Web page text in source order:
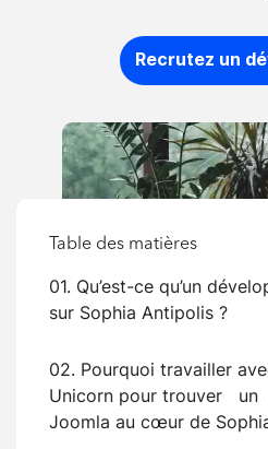
Recrutez un
Table des matières
01. Qu’est-ce qu’un
sur Sophia Antipolis ?
02. Pourquoi travailler
Unicorn pour trouver un
Joomla au cœur de